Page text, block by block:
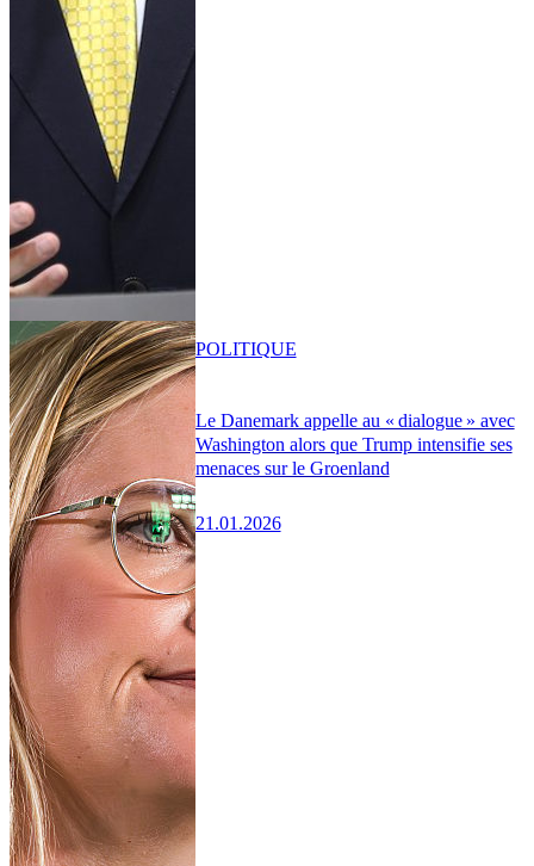
Le Danemark appelle au « dialogue » avec
Washington alors que Trump intensifie ses
menaces sur le Groenland
21.01.2026
POLITIQUE